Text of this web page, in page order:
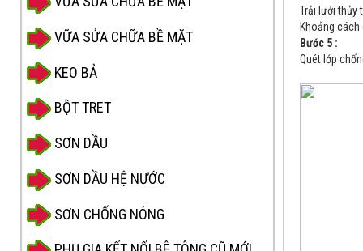
VỮA SỬA CHỮA BỀ MẶT
KEO BẢ
BỘT TRET
SƠN DẦU
SƠN DẦU HỆ NƯỚC
SƠN CHỐNG NÓNG
Trải lưới thủy
Khoảng
Bước 5 :
Quét lớp